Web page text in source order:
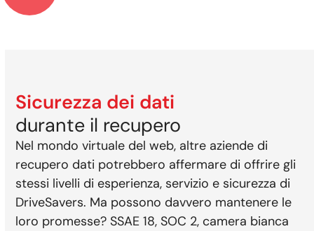
Sicurezza dei dati
durante il recupero
Nel mondo virtuale del web, altre aziende di
recupero dati potrebbero affermare di offrire gli
stessi livelli di esperienza, servizio e sicurezza di
DriveSavers. Ma possono davvero mantenere le
loro promesse? SSAE 18, SOC 2, camera bianca